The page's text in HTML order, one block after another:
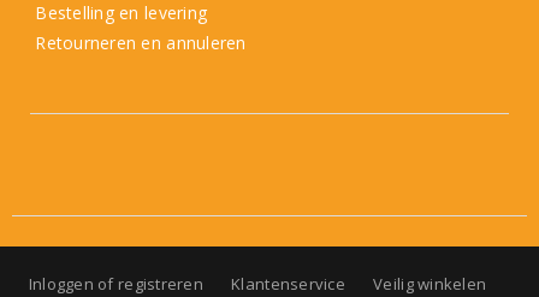
Bestelling en levering
Retourneren en annuleren
Inloggen of registreren Klantenservice
Veilig winkelen